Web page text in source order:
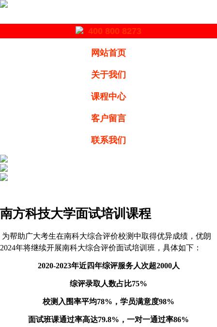
400 800 8273
网站首页
关于我们
课程中心
客户留言
联系我们
南方科技大学面试培训课程
为帮助广大考生在南科大综合评价校测中取得优异成绩 ，优朗
2024年将继续开展南科大综合评价面试培训班， 具体如下：
2020-2023年近四年综评服务人次超2000人
综评录取人数占比75%
校测入围率平均78%，学员满意度98%
面试班课通过率高达79.8%，一对一通过率86%